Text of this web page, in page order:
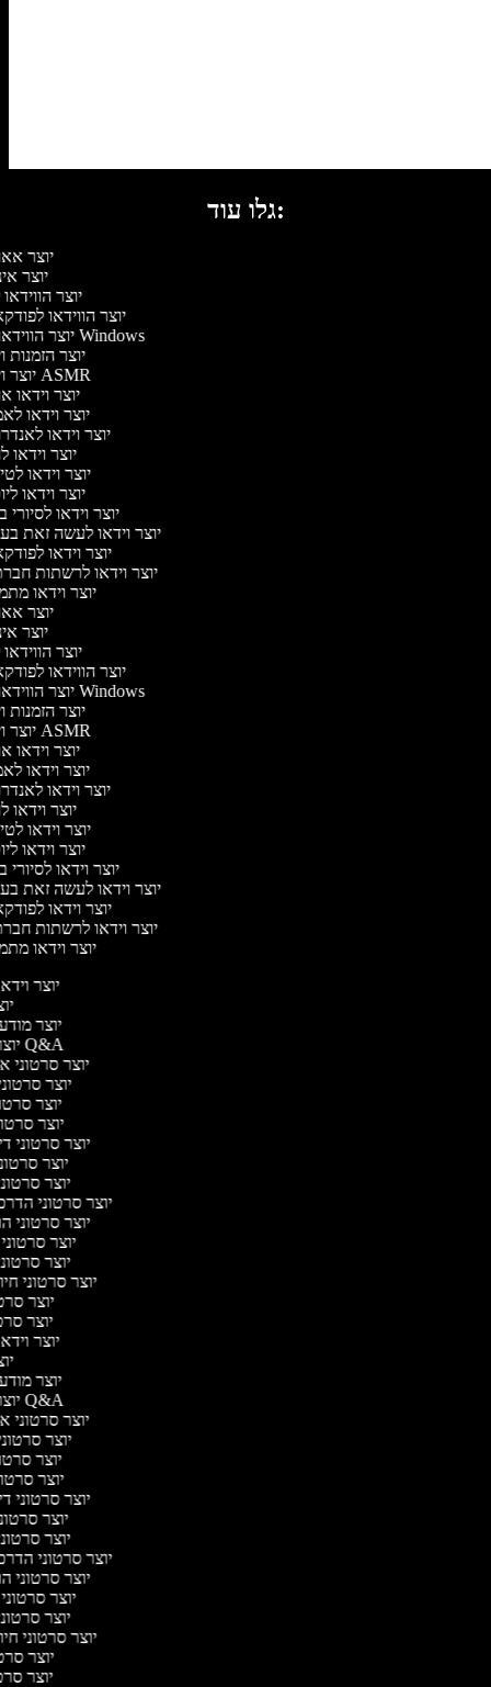
גלו עוד:
יוצר
יוצר
יוצר
יוצר הווידאו
יוצר הווידאו של Windows
יוצר הזמנות
יוצר וידאו ASMR
יוצר וידאו
יוצר וידאו
יוצר וידאו
יוצר וידאו
יוצר וידאו
יוצר וידאו
יוצר וידאו
יוצר וידאו לעשה זאת
יוצר וידאו
יוצר וידאו לרשתות
יוצר וידאו
יוצר
יוצר
יוצר
יוצר הווידאו
יוצר הווידאו של Windows
יוצר הזמנות
יוצר וידאו ASMR
יוצר וידאו
יוצר וידאו
יוצר וידאו
יוצר וידאו
יוצר וידאו
יוצר וידאו
יוצר וידאו
יוצר וידאו לעשה זאת
יוצר וידאו
יוצר וידאו לרשתות
יוצר וידאו
יוצר
יוצר
יוצר סרטוני Q&A
יוצר סרטוני
יוצר
יוצר
יוצר
יוצר סרטוני
יוצר
יוצר
יוצר סרטוני
יוצר סרטוני
יוצר
יוצר
יוצר סרטוני
יוצר
יוצר
יוצר
יוצר
יוצר סרטוני Q&A
יוצר סרטוני
יוצר
יוצר
יוצר
יוצר סרטוני
יוצר
יוצר
יוצר סרטוני
יוצר סרטוני
יוצר
יוצר
יוצר סרטוני
יוצר
יוצר